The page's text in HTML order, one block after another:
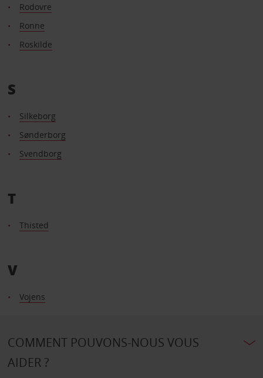
Rodovre
Ronne
Roskilde
S
Silkeborg
Sønderborg
Svendborg
T
Thisted
V
Vojens
COMMENT POUVONS-NOUS VOUS
AIDER ?